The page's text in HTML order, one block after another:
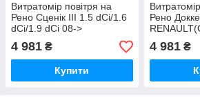
Витратомір повітря на
Рено Сценік III 1.5 dCi/1.6
dCi/1.9 dCi 08->
RENAULT(Оригінал) -
8200682558
4 981 ₴
Купити
Рено
8200682558
4 981₴